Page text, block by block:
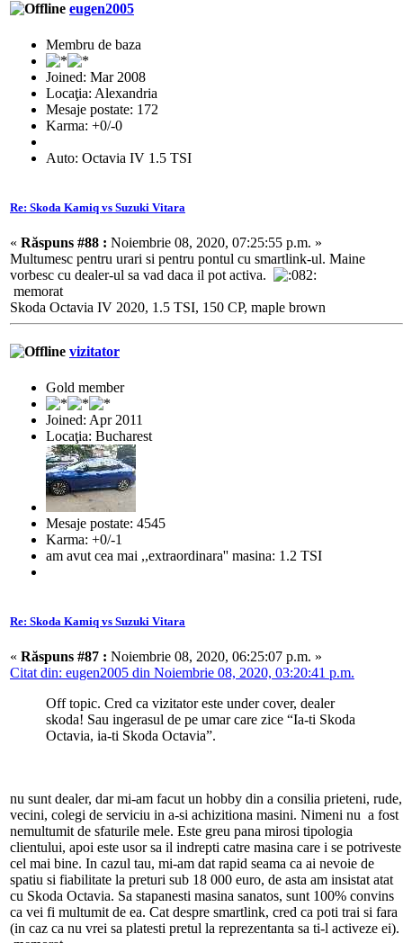
eugen2005
Membru de baza
Joined: Mar 2008
Locaţia: Alexandria
Mesaje postate: 172
Karma: +0/-0
Auto: Octavia IV 1.5 TSI
Re: Skoda Kamiq vs Suzuki Vitara
« Răspuns #88 : Noiembrie 08, 2020, 07:25:55 p.m. »
Multumesc pentru urari si pentru pontul cu smartlink-ul. Maine
vorbesc cu dealer-ul sa vad daca il pot activa.
memorat
Skoda Octavia IV 2020, 1.5 TSI, 150 CP, maple brown
vizitator
Gold member
Joined: Apr 2011
Locaţia: Bucharest
Mesaje postate: 4545
Karma: +0/-1
am avut cea mai ,,extraordinara'' masina: 1.2 TSI
Re: Skoda Kamiq vs Suzuki Vitara
« Răspuns #87 : Noiembrie 08, 2020, 06:25:07 p.m. »
Citat din: eugen2005 din Noiembrie 08, 2020, 03:20:41 p.m.
Off topic. Cred ca vizitator este under cover, dealer
skoda! Sau ingerasul de pe umar care zice “Ia-ti Skoda
Octavia, ia-ti Skoda Octavia”.
nu sunt dealer, dar mi-am facut un hobby din a consilia prieteni, rude,
vecini, colegi de serviciu in a-si achizitiona masini. Nimeni nu a fost
nemultumit de sfaturile mele. Este greu pana mirosi tipologia
clientului, apoi este usor sa il indrepti catre masina care i se potriveste
cel mai bine. In cazul tau, mi-am dat rapid seama ca ai nevoie de
spatiu si fiabilitate la preturi sub 18 000 euro, de asta am insistat atat
cu Skoda Octavia. Sa stapanesti masina sanatos, sunt 100% convins
ca vei fi multumit de ea. Cat despre smartlink, cred ca poti trai si fara
(in caz ca nu vrei sa platesti pretul la reprezentanta sa ti-l activeze ei).